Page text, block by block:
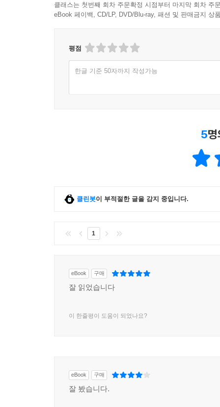
클래스는 첫번째 회차 주문확정 시점부터 마지막 회차 주
eBook 페이백, CD/LP, DVD/Blu-ray, 패션 및 판매금지 상
평점
한글 기준 50자까지 작성가능
5
클린봇이 부적절한 글을 감지 중입니다.
1
eBook 구매
잘 읽었습니다
이 한줄평이 도움이 되었나요?
eBook 구매
잘 봤습니다.